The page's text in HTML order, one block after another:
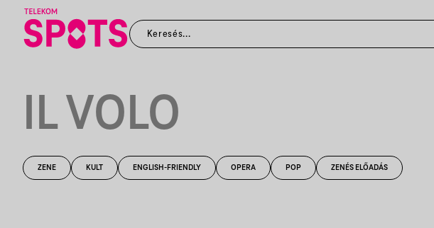
IL VOLO
ZENE KULT ENGLISH-FRIENDLY OPERA POP ZENÉS ELŐADÁS